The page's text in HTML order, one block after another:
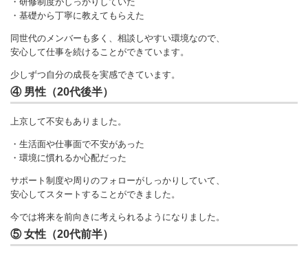
・基礎から丁寧に教えてもらえた
同世代のメンバーも多く、相談しやすい環境なので、
安心して仕事を続けることができています。
少しずつ自分の成長を実感できています。
④ 男性（20代後半）
上京して不安もありました。
・生活面や仕事面で不安があった
・環境に慣れるか心配だった
サポート制度や周りのフォローがしっかりしていて、
安心してスタートすることができました。
今では将来を前向きに考えられるようになりました。
⑤ 女性（20代前半）